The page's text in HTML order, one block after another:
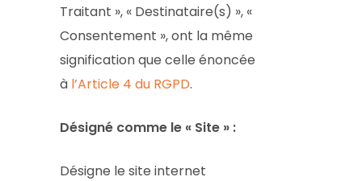
Traitant », « Destinataire(s) », «
Consentement », ont la même
signification que celle énoncée
à l’Article 4 du RGPD.
Désigné comme le « Site » :
Désigne le site internet